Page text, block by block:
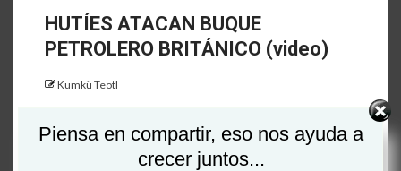
HUTÍES ATACAN BUQUE
PETROLERO BRITÁNICO (video)
Kumkü Teotl
Los hutíes, han publicado nuevas imágenes de
vídeo del ataque de un buque de superficie…
Piensa en compartir, eso nos ayuda a
crecer juntos...